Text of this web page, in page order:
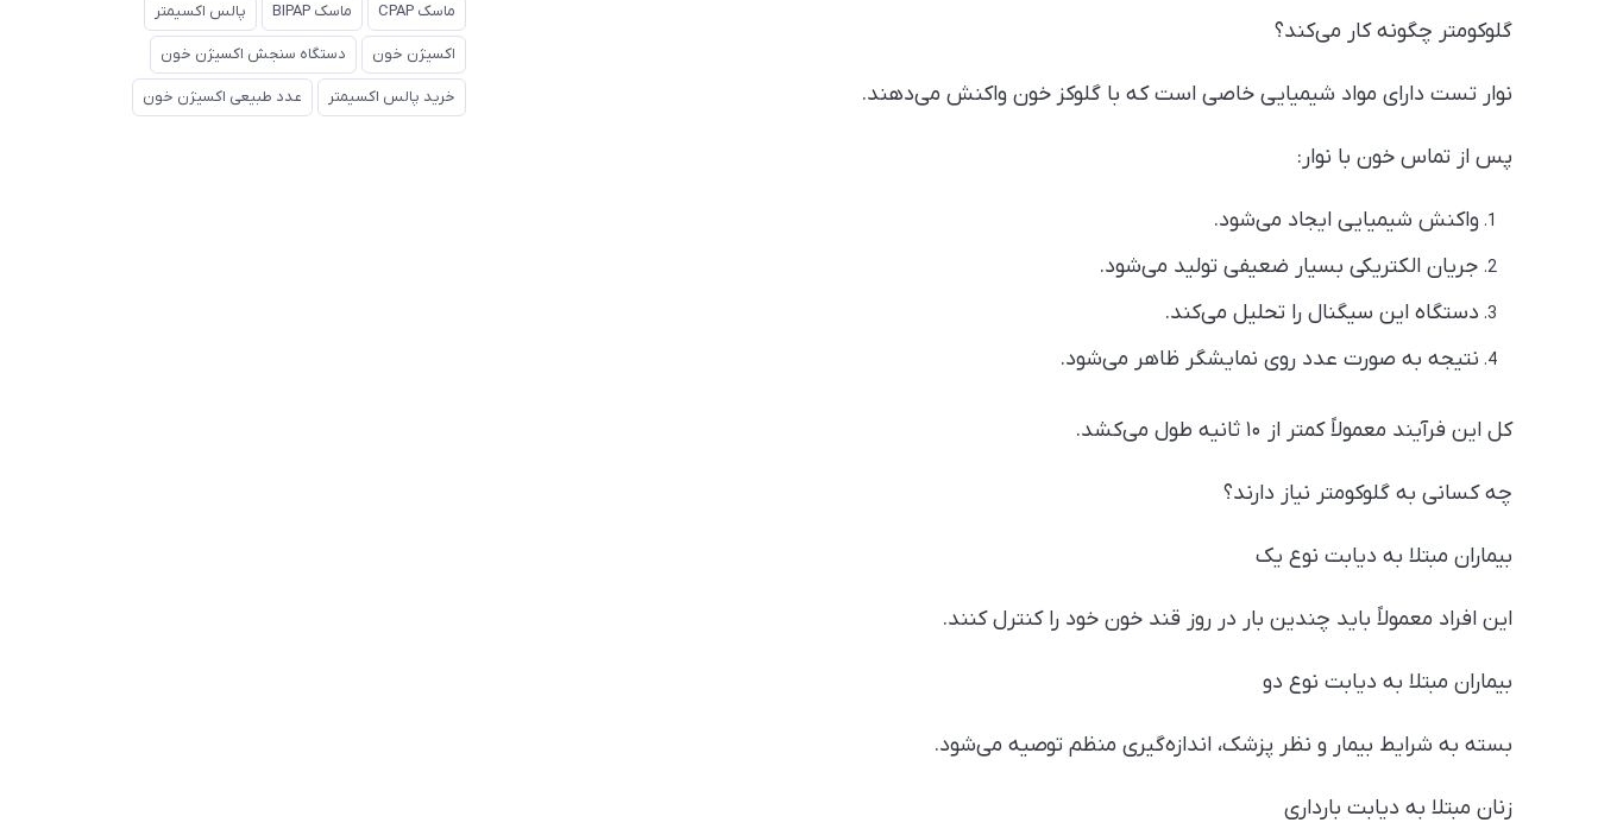
گلوکومتر چگونه کار می‌کند؟
نوار تست دارای مواد شیمیایی خاصی است که با گلوکز خون واکنش می‌دهند.
پس از تماس خون با نوار:
واکنش شیمیایی ایجاد می‌شود.
جریان الکتریکی بسیار ضعیفی تولید می‌شود.
دستگاه این سیگنال را تحلیل می‌کند.
نتیجه به صورت عدد روی نمایشگر ظاهر می‌شود.
کل این فرآیند معمولاً کمتر از ۱۰ ثانیه طول می‌کشد.
چه کسانی به گلوکومتر نیاز دارند؟
بیماران مبتلا به دیابت نوع یک
این افراد معمولاً باید چندین بار در روز قند خون خود را کنترل کنند.
بیماران مبتلا به دیابت نوع دو
بسته به شرایط بیمار و نظر پزشک، اندازه‌گیری منظم توصیه می‌شود.
زنان مبتلا به دیابت بارداری
ماسک CPAP ماسک BIPAP پالس اکسیمتر
اکسیژن خون دستگاه سنجش اکسیژن خون
خرید پالس اکسیمتر عدد طبیعی اکسیژن خون